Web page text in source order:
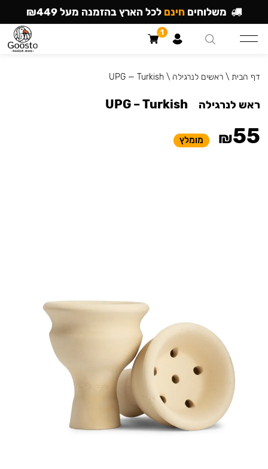
דף הבית \ראשים לנרגילה \
UPG — Turkish
ראש לנרגילה UPG – Turkish
₪55 מומלץ
משלוחים חינם לכל הארץ בהזמנה מעל ₪449
1